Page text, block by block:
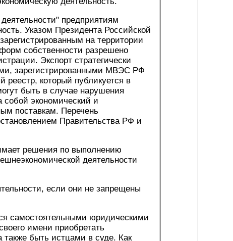
предприятиям
Указом Президента Российской
на территории
собственности разрешено
Экспорт стратегически
зарегистрированными МВЭС РФ
реестр, который публикуется в
быть в случае нарушения
собой экономический и
поставкам. Перечень
Правительства РФ и
решения по выполнению
деятельности
если они не запрещены
самостоятельными юридическими
имени приобретать
быть истцами в суде. Как